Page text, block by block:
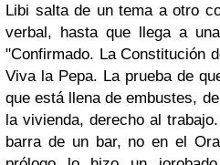
Libi salta de un tema a otro
verbal, hasta que llega a
"Confirmado. La Constitución
Viva la Pepa. La prueba de
que está llena de embustes,
la vivienda, derecho al
barra de un bar, no en el